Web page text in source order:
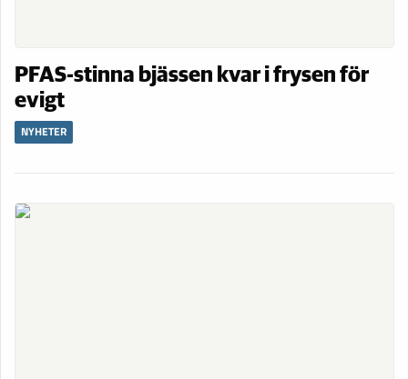
PFAS-stinna bjässen kvar i frysen för
evigt
NYHETER